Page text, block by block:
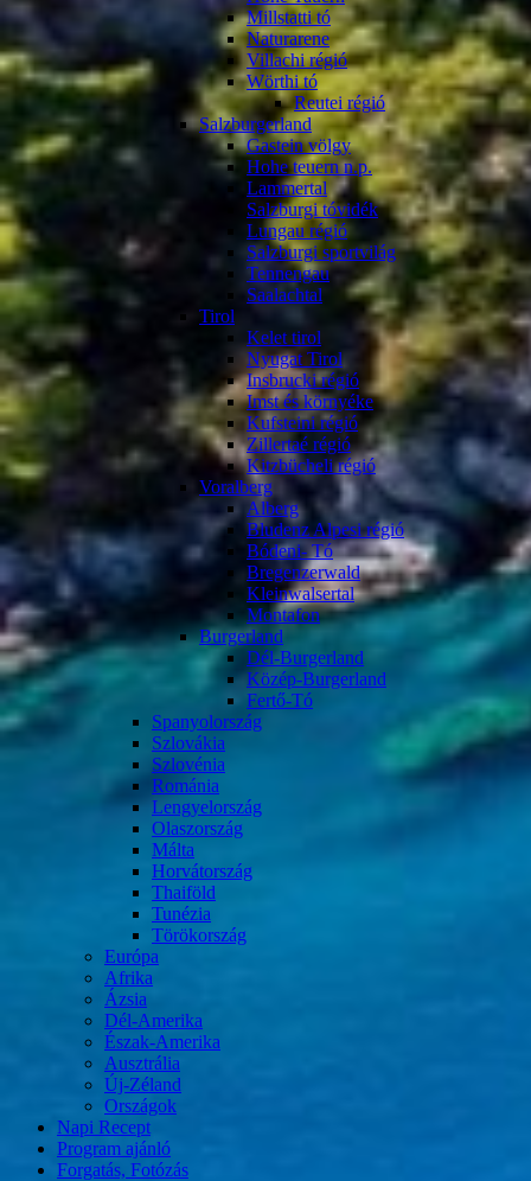
Millstatti tó
Naturarene
Villachi régió
Wörthi tó
Reutei régió
Salzburgerland
Gastein völgy
Hohe teuern n.p.
Lammertal
Salzburgi tóvidék
Lungau régió
Salzburgi sportvilág
Tennengau
Saalachtal
Tirol
Kelet tirol
Nyugat Tirol
Insbrucki régió
Imst és környéke
Kufsteini régió
Zillertaé régió
Kitzbücheli régió
Voralberg
Alberg
Bludenz Alpesi régió
Bódeni- Tó
Bregenzerwald
Kleinwalsertal
Montafon
Burgerland
Dél-Burgerland
Közép-Burgerland
Fertő-Tó
Spanyolország
Szlovákia
Szlovénia
Románia
Lengyelország
Olaszország
Málta
Horvátország
Thaiföld
Tunézia
Törökország
Európa
Afrika
Ázsia
Dél-Amerika
Észak-Amerika
Ausztrália
Új-Zéland
Országok
Napi Recept
Program ajánló
Forgatás, Fotózás